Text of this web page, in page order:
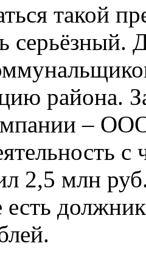
такой
серьёзный.
района.
–
с
2,5 млн